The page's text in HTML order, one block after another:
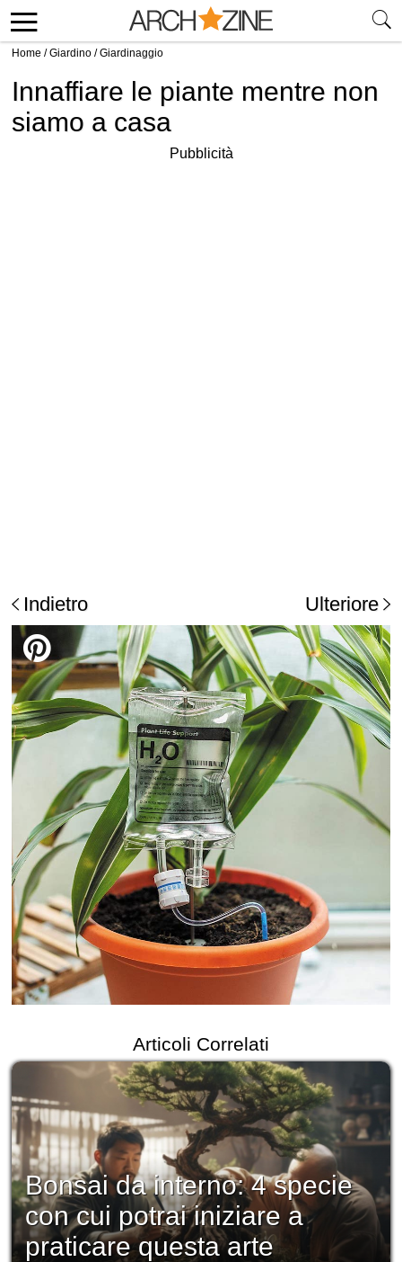
Home /Giardino /Giardinaggio
Innaffiare le piante mentre non
siamo a casa
Pubblicità
Indietro Ulteriore
Articoli Correlati
Bonsai da interno: 4 specie
con cui potrai iniziare a
praticare questa arte